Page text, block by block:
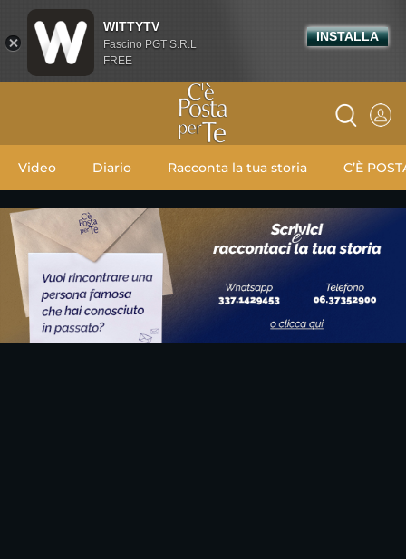
Video Diario Racconta la tua storia C’È
WITTYTV
Fascino PGT S.R.L
FREE
INSTALLA